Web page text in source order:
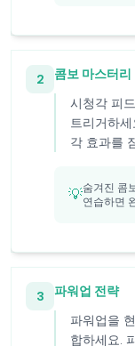
2
콤보 마스터리
시청각 피
트리거하
각 효과를
💡숨겨진 콤
연습하면
3
파워업 전략
파워업을
합하세요.